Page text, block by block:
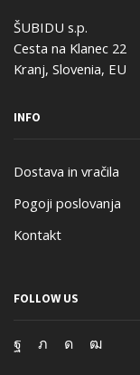
ŠUBIDU s.p.
Cesta na Klanec 22
Kranj, Slovenia, EU
INFO
Dostava in vračila
Pogoji poslovanja
Kontakt
FOLLOW US